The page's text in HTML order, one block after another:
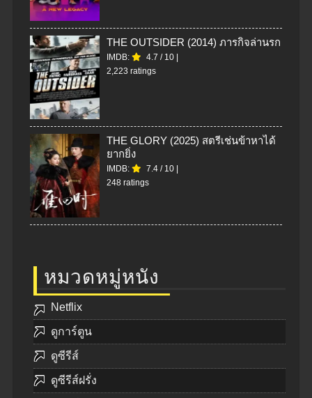
THE OUTSIDER (2014) ภารกิจล่านรก
IMDB: 4.7 / 10
2,223 ratings
THE GLORY (2025) สตรีเช่นข้าหาได้
ยากยิ่ง
IMDB: 7.4 / 10
248 ratings
หมวดหมู่หนัง
Netflix
ดูการ์ตูน
ดูซีรีส์
ดูซีรีส์ฝรั่ง